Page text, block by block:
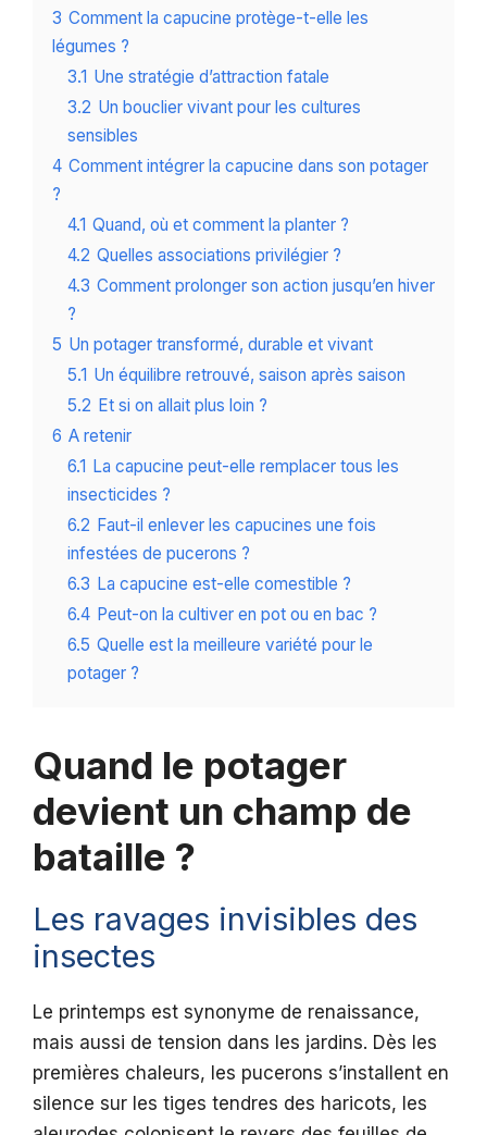
3 Comment la capucine protège-t-elle les
légumes ?
3.1 Une stratégie d’attraction fatale
3.2 Un bouclier vivant pour les cultures
sensibles
4 Comment intégrer la capucine dans son potager
?
4.1 Quand, où et comment la planter ?
4.2 Quelles associations privilégier ?
4.3 Comment prolonger son action jusqu’en hiver
?
5 Un potager transformé, durable et vivant
5.1 Un équilibre retrouvé, saison après saison
5.2 Et si on allait plus loin ?
6 A retenir
6.1 La capucine peut-elle remplacer tous les
insecticides ?
6.2 Faut-il enlever les capucines une fois
infestées de pucerons ?
6.3 La capucine est-elle comestible ?
6.4 Peut-on la cultiver en pot ou en bac ?
6.5 Quelle est la meilleure variété pour le
potager ?
Quand le potager
devient un champ de
bataille ?
Les ravages invisibles des
insectes
Le printemps est synonyme de renaissance,
mais aussi de tension dans les jardins. Dès les
premières chaleurs, les pucerons s’installent en
silence sur les tiges tendres des haricots, les